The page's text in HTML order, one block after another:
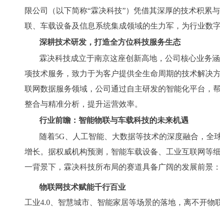
限公司（以下简称“霖决科技”）凭借其深厚的技术积累
联、车载设备及信息系统集成领域的生力军，为行业数
深耕技术研发，打造全方位科技服务生态
霖决科技成立于南京这座创新高地，公司核心业务
项技术服务，致力于为客户提供全生命周期的技术解决
联网数据服务领域，公司通过自主研发的智能化平台，
整合与精准分析，提升运营效率。
行业前瞻：智能物联与车载科技的未来机遇
随着5G、人工智能、大数据等技术的深度融合，全
增长。据权威机构预测，智能车载设备、工业互联网等
一背景下，霖决科技所布局的赛道具备广阔的发展前景
物联网技术赋能千行百业
工业4.0、智慧城市、智能家居等场景的落地，离不开物